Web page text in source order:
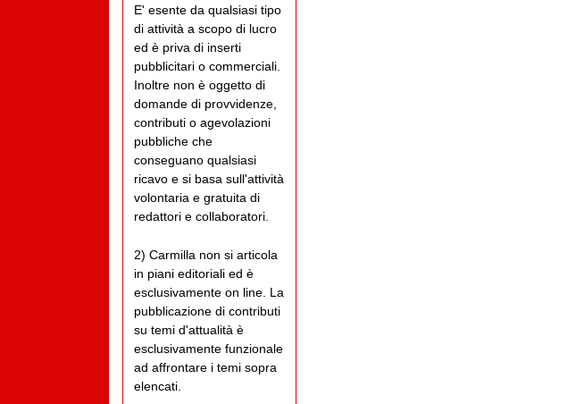
E' esente da qualsiasi tipo
di attività a scopo di lucro
ed è priva di inserti
pubblicitari o commerciali.
Inoltre non è oggetto di
domande di provvidenze,
contributi o agevolazioni
pubbliche che
conseguano qualsiasi
ricavo e si basa sull'attività
volontaria e gratuita di
redattori e collaboratori.
2) Carmilla non si articola
in piani editoriali ed è
esclusivamente on line. La
pubblicazione di contributi
su temi d'attualità è
esclusivamente funzionale
ad affrontare i temi sopra
elencati.